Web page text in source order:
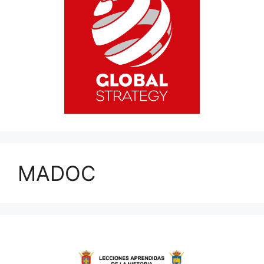
MADOC